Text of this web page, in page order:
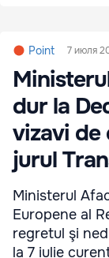
Point 7 июля
dur la
vizavi de
jurul
Ministerul
Europene al
regretul şi
la 7 iulie